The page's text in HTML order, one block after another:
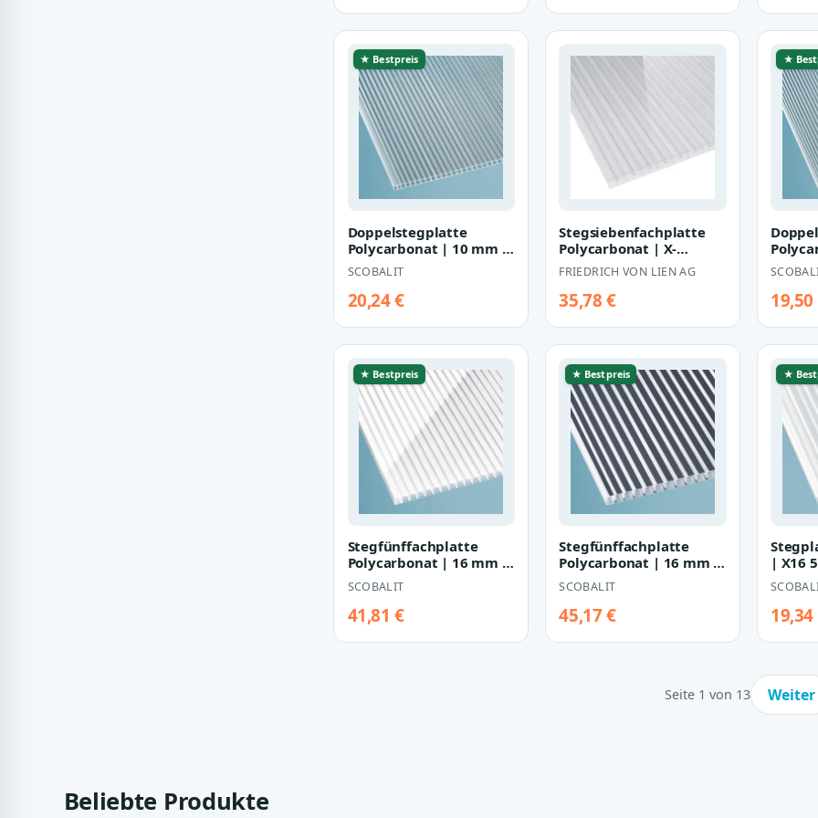
★ Bestpreis
Doppelstegplatte
Polycarbonat | 10 mm |
Breite 2100 mm |
glasklar
SCOBALIT
20,24 €
Stegsiebenfachplatte
Polycarbonat | X-
Struktur | 25 mm |
Breite 980 mm…
FRIEDRICH VON LIEN AG
35,78 €
★
19,50
★ Bestpreis
Stegfünffachplatte
Polycarbonat | 16 mm |
Breite 980 mm |
gestreift gl…
SCOBALIT
41,81 €
★ Bestpreis
Stegfünffachplatte
Polycarbonat | 16 mm |
Breite 980 mm |
gestreift gl…
SCOBALIT
45,17 €
★
| X16
Breite
we…
19,34
Seite 1 von 13 Weiter
Beliebte Produkte